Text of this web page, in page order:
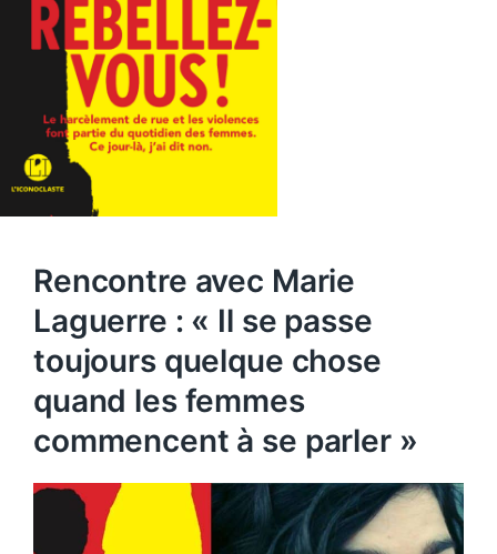
Rencontre avec Marie
Laguerre : « Il se passe
toujours quelque chose
quand les femmes
commencent à se parler »